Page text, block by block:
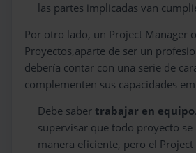
las partes implicadas van
Por otro lado, un Project Manager
Proyectos,aparte de ser un
debería contar con una serie de
complementen sus capacidades
Debe saber trabajar en equipo
supervisar que todo proyecto se
manera eficiente, pero el